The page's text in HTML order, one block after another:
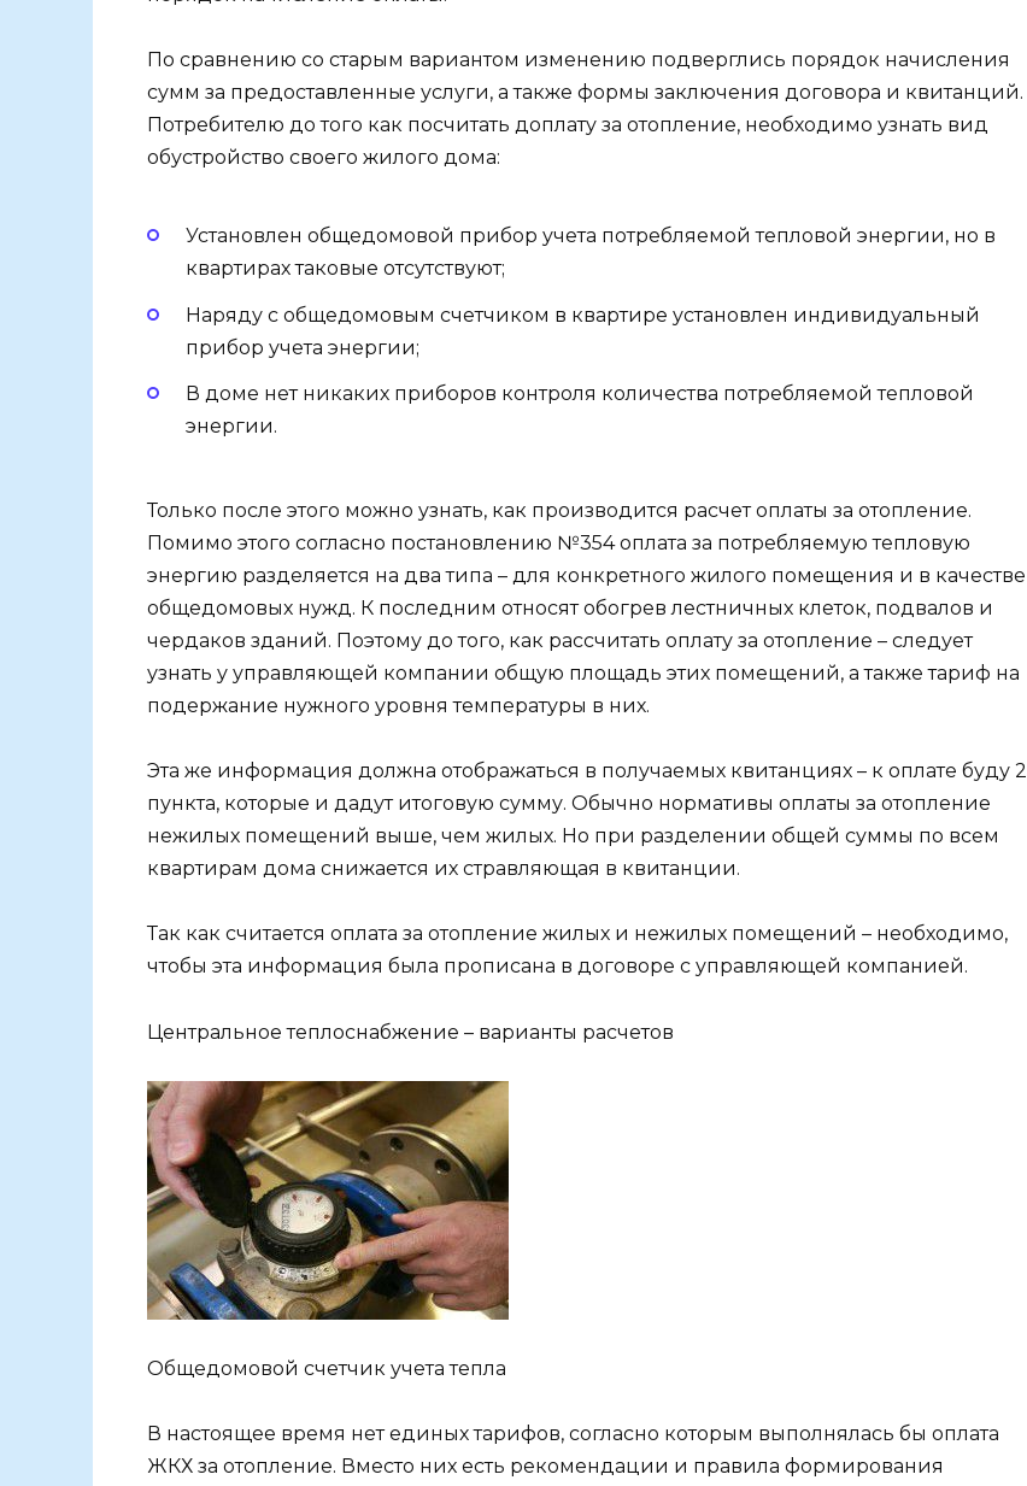
По сравнению со старым вариантом изменению подверглись порядок начисления
сумм за предоставленные услуги, а также формы заключения договора и квитанций.
Потребителю до того как посчитать доплату за отопление, необходимо узнать вид
обустройство своего жилого дома:
Установлен общедомовой прибор учета потребляемой тепловой энергии, но в
квартирах таковые отсутствуют;
Наряду с общедомовым счетчиком в квартире установлен индивидуальный
прибор учета энергии;
В доме нет никаких приборов контроля количества потребляемой тепловой
энергии.
Только после этого можно узнать, как производится расчет оплаты за отопление.
Помимо этого согласно постановлению №354 оплата за потребляемую тепловую
энергию разделяется на два типа – для конкретного жилого помещения и в качестве
общедомовых нужд. К последним относят обогрев лестничных клеток, подвалов и
чердаков зданий. Поэтому до того, как рассчитать оплату за отопление – следует
узнать у управляющей компании общую площадь этих помещений, а также тариф на
подержание нужного уровня температуры в них.
Эта же информация должна отображаться в получаемых квитанциях – к оплате буду 2
пункта, которые и дадут итоговую сумму. Обычно нормативы оплаты за отопление
нежилых помещений выше, чем жилых. Но при разделении общей суммы по всем
квартирам дома снижается их стравляющая в квитанции.
Так как считается оплата за отопление жилых и нежилых помещений – необходимо,
чтобы эта информация была прописана в договоре с управляющей компанией.
Центральное теплоснабжение – варианты расчетов
Общедомовой счетчик учета тепла
В настоящее время нет единых тарифов, согласно которым выполнялась бы оплата
ЖКХ за отопление. Вместо них есть рекомендации и правила формирования